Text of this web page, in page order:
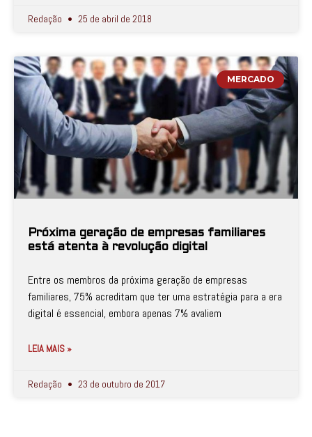
Redação 25 de abril de 2018
MERCADO
Próxima geração de empresas familiares
está atenta à revolução digital
Entre os membros da próxima geração de empresas
familiares, 75% acreditam que ter uma estratégia para a era
digital é essencial, embora apenas 7% avaliem
LEIA MAIS »
Redação 23 de outubro de 2017